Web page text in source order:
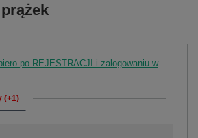
po REJESTRACJI i zalogowaniu w
(+1)